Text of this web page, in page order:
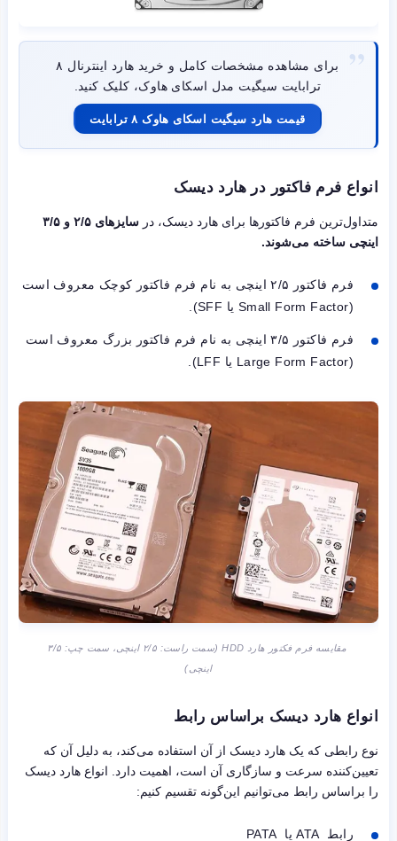
برای مشاهده مشخصات کامل و خرید هارد اینترنال ۸
ترابایت سیگیت مدل اسکای هاوک، کلیک کنید.
قیمت هارد سیگیت اسکای هاوک ۸ ترابایت
انواع فرم فاکتور در هارد دیسک
متداول‌ترین فرم فاکتورها برای هارد دیسک، در
سایزهای ۲/۵ و ۳/۵
اینچی ساخته می‌شوند.
فرم فاکتور ۲/۵ اینچی به نام فرم فاکتور کوچک معروف است
(Small Form Factor یا SFF).
فرم فاکتور ۳/۵ اینچی به نام فرم فاکتور بزرگ معروف است
(Large Form Factor یا LFF).
مقایسه فرم فکتور هارد HDD (سمت راست: ۲/۵ اینچی، سمت چپ: ۳/۵
اینچی)
انواع هارد دیسک براساس رابط
نوع رابطی که یک هارد دیسک از آن استفاده می‌کند، به دلیل آن که
تعیین‌کننده سرعت و سازگاری آن است، اهمیت دارد. انواع هارد دیسک
را براساس رابط می‌توانیم این‌گونه تقسیم کنیم:
رابط ATA یا PATA